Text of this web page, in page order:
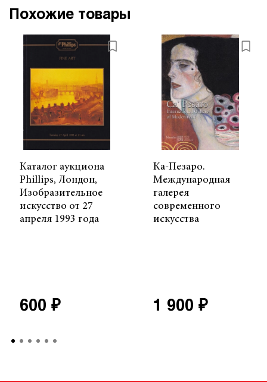
Похожие товары
Каталог аукциона
Phillips, Лондон,
Изобразительное
искусство от 27
апреля 1993 года
600 ₽
Ка-Пезаро.
Международная
галерея
современного
искусства
1 900 ₽